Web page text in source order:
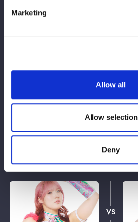
Marketing
Allow all
Allow selection
Deny
BLUE STARS-B 公式戦
VS